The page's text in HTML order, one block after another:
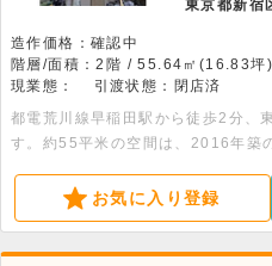
東京都新宿
造作価格：確認中
階層/面積：2階 / 55.64㎡(16.83坪)
現業態：
引渡状態：閉店済
都電荒川線早稲田駅から徒歩2分、
す。約55平米の空間は、2016年築
細につきましてはお問い合わせくだ
お気に入り登録